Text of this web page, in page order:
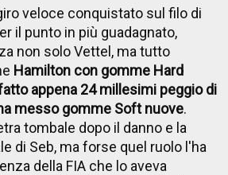
veloce conquistato sul filo di
il punto in più guadagnato,
non solo Vettel, ma tutto
Hamilton con gomme Hard
appena 24 millesimi peggio di
messo gomme Soft nuove.
tombale dopo il danno e la
di Seb, ma forse quel ruolo l'ha
della FIA che lo aveva